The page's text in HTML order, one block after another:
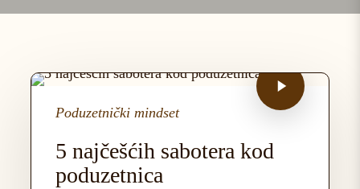
Poduzetnički mindset
5 najčešćih sabotera kod
poduzetnica